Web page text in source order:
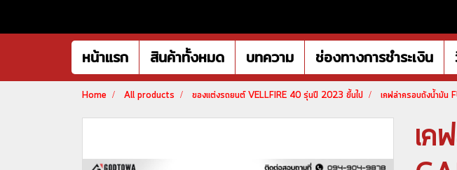
หน้าแรก สินค้าทั้งหมด บทความ ช่องทางการชำระเงิน
Home All products ของแต่งรถยนต์ VELLFIRE 40 รุ่นปี 2023 ขึ้นไป เคฟล่าครอบถังน้ำมัน
เค